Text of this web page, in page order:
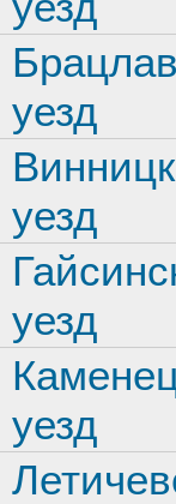
уезд
уезд
уезд
уезд